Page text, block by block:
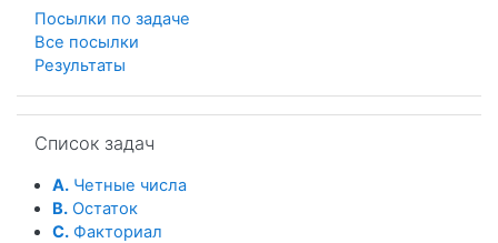
Посылки по задаче
Все посылки
Результаты
Список задач
A. Четные числа
B. Остаток
C. Факториал